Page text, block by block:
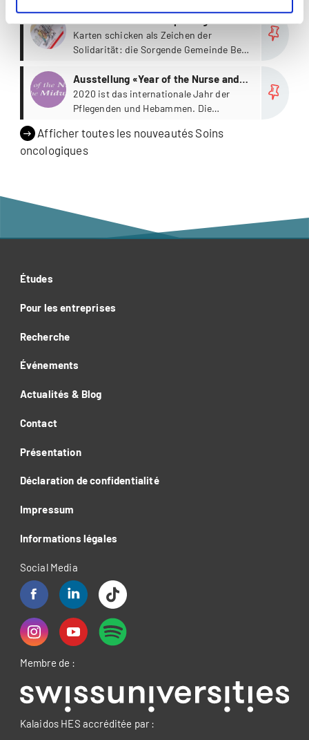
fürenang»
Karten schicken als Zeichen der
Solidarität: die Sorgende Gemeinde Belp
Hause bleiben müssen, per Post ein
paar persönliche Zeilen zu schicken.
Plus
Ausstellung «Year of the Nurse and
the Midwife»
2020 ist das internationale Jahr der
Pflegenden und Hebammen. Die
präsentiert zu diesem Anlass eine
Ausstellung mit Iren Bischofberger und
Afficher toutes les nouveautés Soins
oncologiques
Études
Pour les entreprises
Recherche
Événements
Actualités & Blog
Contact
Présentation
Déclaration de confidentialité
Impressum
Informations légales
Social Media
Membre de :
Kalaidos HES accréditée par :